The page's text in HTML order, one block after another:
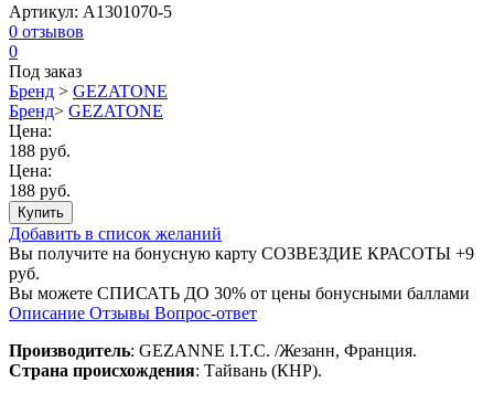
Артикул: A1301070-5
0 отзывов
0
Под заказ
Бренд > GEZATONE
Бренд> GEZATONE
Цена:
188 руб.
Цена:
188 руб.
Купить
Добавить в список желаний
Вы получите на бонусную карту СОЗВЕЗДИЕ КРАСОТЫ +9
руб.
Вы можете СПИСАТЬ ДО 30% от цены бонусными баллами
Описание Отзывы Вопрос-ответ
Производитель: GEZANNE I.T.C. /Жезанн, Франция.
Страна происхождения: Тайвань (КНР).